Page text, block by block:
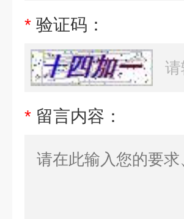
* 验证码：
* 留言内容：